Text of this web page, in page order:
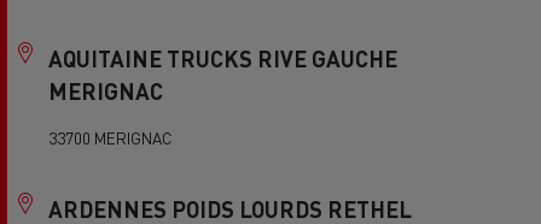
AQUITAINE TRUCKS RIVE GAUCHE
MERIGNAC
33700 MERIGNAC
ARDENNES POIDS LOURDS RETHEL